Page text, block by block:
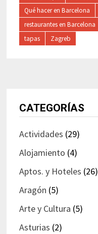
Qué hacer en Barcelona
restaurantes en Barcelona
tapas
Zagreb
CATEGORÍAS
Actividades (29)
Alojamiento (4)
Aptos. y Hoteles (26)
Aragón (5)
Arte y Cultura (5)
Asturias (2)